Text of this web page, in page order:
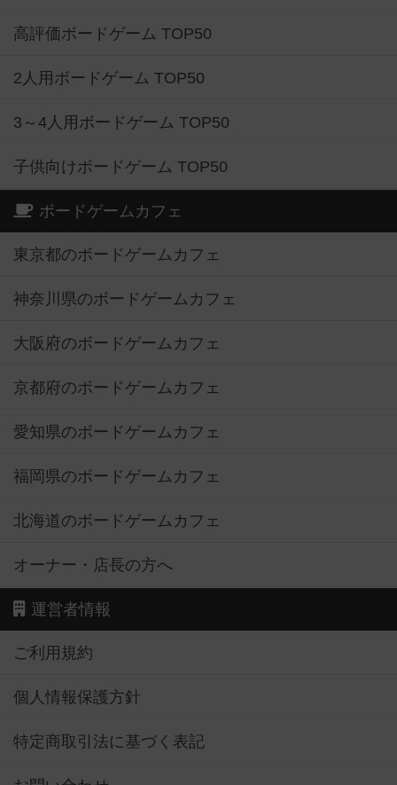
高評価ボードゲーム TOP50
2人用ボードゲーム TOP50
3～4人用ボードゲーム TOP50
子供向けボードゲーム TOP50
ボードゲームカフェ
東京都のボードゲームカフェ
神奈川県のボードゲームカフェ
大阪府のボードゲームカフェ
京都府のボードゲームカフェ
愛知県のボードゲームカフェ
福岡県のボードゲームカフェ
北海道のボードゲームカフェ
オーナー・店長の方へ
運営者情報
ご利用規約
個人情報保護方針
特定商取引法に基づく表記